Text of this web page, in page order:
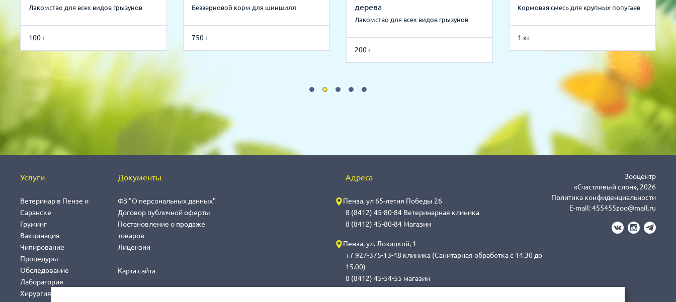
Лакомство для всех видов грызунов
100 г
Беззерновой корм для шиншилл
750 г
дерева
Лакомство для всех видов грызунов
200 г
Кормовая смесь для крупных попугаев
1 кг
Услуги
Ветеринар в Пензе и
Саранске
Груминг
Вакцинация
Чипирование
Процедуры
Обследование
Лаборатория
Хирургия
Документы
ФЗ "О персональных данных"
Договор публичной оферты
Постановление о продаже
товаров
Лицензии
Карта сайта
Адреса
Пенза, ул 65-летия Победы 26
8 (8412) 45-80-84 Ветеринарная клиника
8 (8412) 45-80-84 Магазин
Пенза, ул. Лозицкой, 1
+7 927-375-13-48 клиника (Санитарная обработка с 14.30 до
15.00)
8 (8412) 45-54-55 магазин
Зооцентр
«Счастливый слон», 2026
Политика конфиденциальности
E-mail:455455zoo@mail.ru